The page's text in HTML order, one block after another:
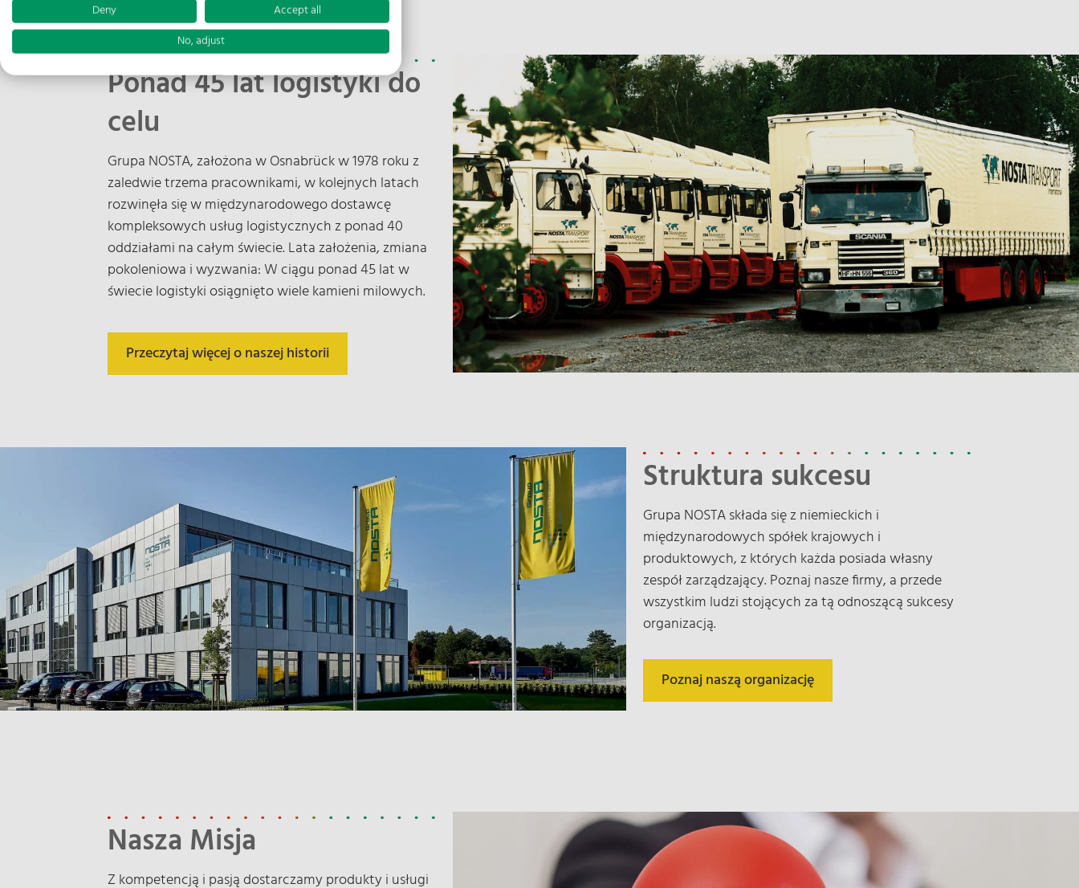
Ponad 45 lat logistyki do
celu
Grupa NOSTA, założona w Osnabrück w 1978 roku z
zaledwie trzema pracownikami, w kolejnych latach
rozwinęła się w międzynarodowego dostawcę
kompleksowych usług logistycznych z ponad 40
oddziałami na całym świecie. Lata założenia, zmiana
pokoleniowa i wyzwania: W ciągu ponad 45 lat w
świecie logistyki osiągnięto wiele kamieni milowych.
Przeczytaj więcej o naszej historii
Struktura sukcesu
Grupa NOSTA składa się z niemieckich i
międzynarodowych spółek krajowych i
produktowych, z których każda posiada własny
zespół zarządzający. Poznaj nasze firmy, a przede
wszystkim ludzi stojących za tą odnoszącą sukcesy
organizacją.
Poznaj naszą organizację
Nasza Misja
Z kompetencją i pasją dostarczamy produkty i usługi
Deny
Accept all
No, adjust